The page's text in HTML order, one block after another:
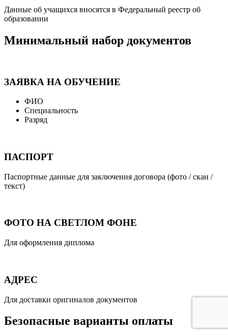
Данные об учащихся вносятся в Федеральный реестр об
образовании
Минимальный набор документов
ЗАЯВКА НА ОБУЧЕНИЕ
ФИО
Специальность
Разряд
ПАСПОРТ
Паспортные данные для заключения договора (фото / скан /
текст)
ФОТО НА СВЕТЛОМ ФОНЕ
Для оформления диплома
АДРЕС
Для доставки оригиналов документов
Безопасные варианты оплаты